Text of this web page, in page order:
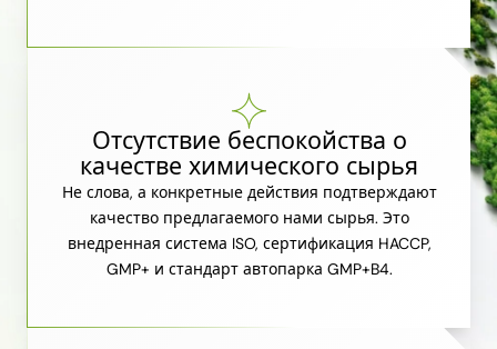
Отсутствие беспокойства о
качестве химического сырья
Не слова, а конкретные действия подтверждают
качество предлагаемого нами сырья. Это
внедренная система ISO, сертификация HACCP,
GMP+ и стандарт автопарка GMP+B4.